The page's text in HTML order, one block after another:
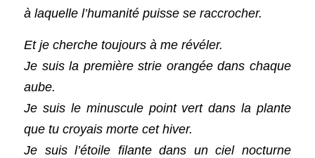
à laquelle l’humanité puisse se raccrocher.
Et je cherche toujours à me révéler.
Je suis la première strie orangée dans chaque
aube.
Je suis le minuscule point vert dans la plante
que tu croyais morte cet hiver.
Je suis l’étoile filante dans un ciel nocturne